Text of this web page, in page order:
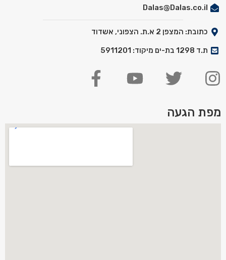
Dalas@Dalas.co.il
כתובת: המצפן 2 א.ת. הצפוני, אשדוד
ת.ד 1298 בת-ים מיקוד: 5911201
מפת הגעה